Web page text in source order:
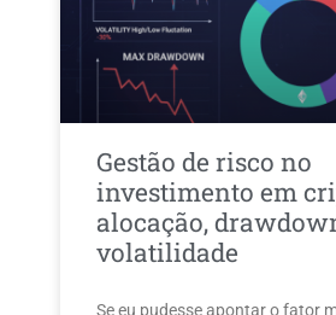
Gestão de risco no
investimento em
alocação,
volatilidade
Se eu pudesse apontar o fator